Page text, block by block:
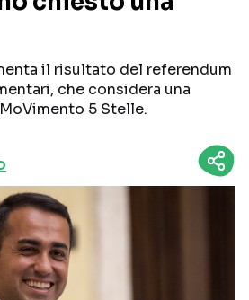
il risultato del referendum
che considera una
5 Stelle.